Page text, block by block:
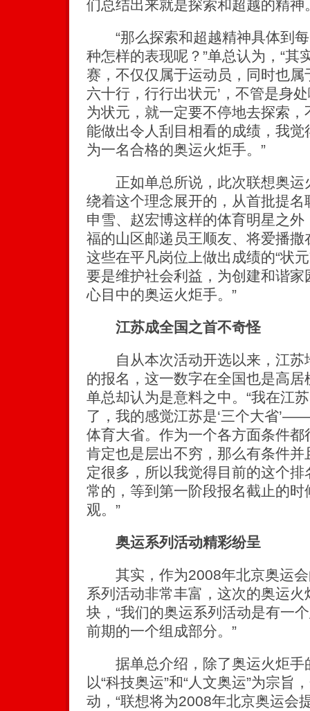
们总结出来就是探索和超越的精神
“那么探索和超越精神具体到每
种怎样的表现呢？”单总认为，“其
赛，不仅仅属于运动员，同时也属
六十行，行行出状元’，不管是身
为状元，就一定要不停地去探索
能做出令人刮目相看的成绩，我
为一名合格的奥运火炬手。”
正如单总所说，此次联想奥运
绕着这个理念展开的，从首批提
申雪、赵宏博这样的体育明星之
福的山区邮递员王顺友、将爱播
这些在平凡岗位上做出成绩的“状
要是维护社会利益，为创建和谐
心目中的奥运火炬手。”
江苏成全国之首不奇怪
自从本次活动开选以来，江苏
的报名，这一数字在全国也是高
单总却认为是意料之中。“我在江
了，我的感觉江苏是‘三个大省
体育大省。作为一个各方面条件
肯定也是层出不穷，那么有条件
定很多，所以我觉得目前的这个
常的，等到第一阶段报名截止的
观。”
奥运系列活动精彩纷呈
其实，作为2008年北京奥运会
系列活动非常丰富，这次的奥运
块，“我们的奥运系列活动是有一
前期的一个组成部分。”
据单总介绍，除了奥运火炬手
以“科技奥运”和“人文奥运”为宗旨
动，“联想将为2008年北京奥运会